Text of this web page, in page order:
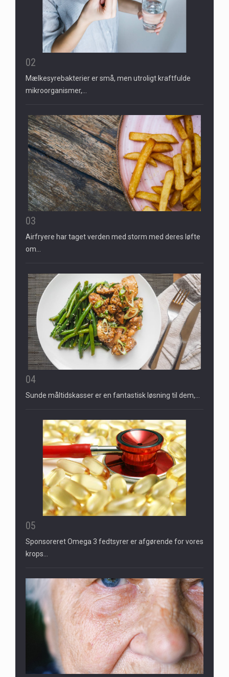
02
Mælkesyrebakterier er små, men utroligt kraftfulde
mikroorganismer,…
03
Airfryere har taget verden med storm med deres løfte
om…
04
Sunde måltidskasser er en fantastisk løsning til dem,…
05
Sponsoreret Omega 3 fedtsyrer er afgørende for vores
krops…